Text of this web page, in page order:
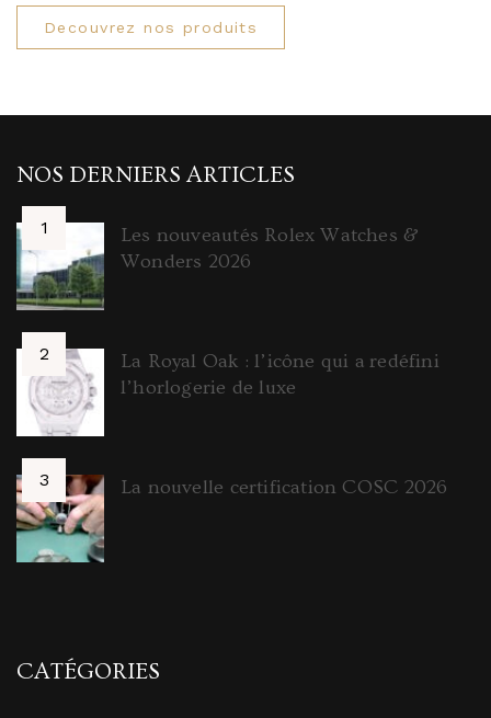
Decouvrez nos produits
NOS DERNIERS ARTICLES
Les nouveautés Rolex Watches &
Wonders 2026
La Royal Oak : l’icône qui a redéfini
l’horlogerie de luxe
La nouvelle certification COSC 2026
CATÉGORIES